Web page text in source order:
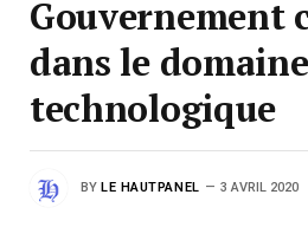
Gouvernement
dans le domaine
technologique
BY LE HAUTPANEL 3 AVRIL 2020